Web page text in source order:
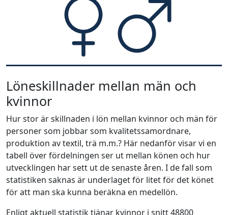
Löneskillnader mellan män och
kvinnor
Hur stor är skillnaden i lön mellan kvinnor och män för
personer som jobbar som kvalitetssamordnare,
produktion av textil, trä m.m.? Här nedanför visar vi en
tabell över fördelningen ser ut mellan könen och hur
utvecklingen har sett ut de senaste åren. I de fall som
statistiken saknas är underlaget för litet för det könet
för att man ska kunna beräkna en medellön.
Enligt aktuell statistik tjänar kvinnor i snitt 48800